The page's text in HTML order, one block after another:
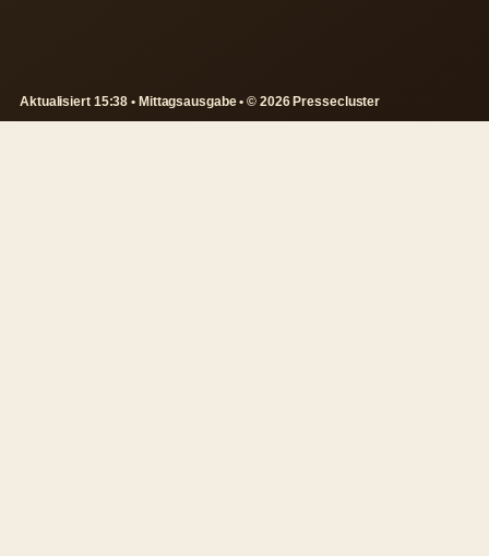
Aktualisiert 15:38 • Mittagsausgabe • © 2026 Pressecluster